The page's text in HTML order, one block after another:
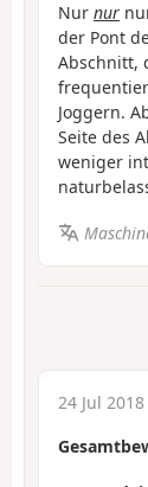
Nur nur
der Pont
Abschnitt,
Joggern.
Seite des
weniger
24 Jul